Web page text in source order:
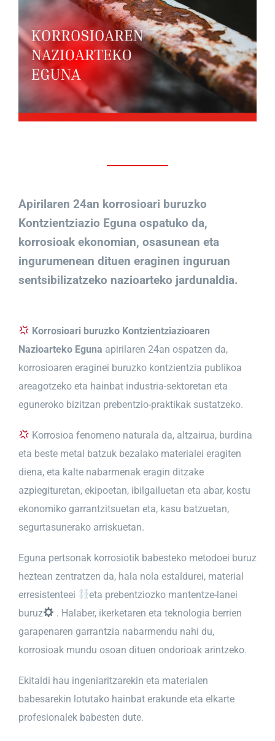
Apirilaren 24an korrosioari buruzko
Kontzientziazio Eguna ospatuko da,
korrosioak ekonomian, osasunean eta
ingurumenean dituen eraginen inguruan
sentsibilizatzeko nazioarteko jardunaldia.
Korrosioari buruzko Kontzientziazioaren
Nazioarteko Eguna apirilaren 24an ospatzen da,
korrosioaren eraginei buruzko kontzientzia publikoa
areagotzeko eta hainbat industria-sektoretan eta
eguneroko bizitzan prebentzio-praktikak sustatzeko.
Korrosioa fenomeno naturala da, altzairua, burdina
eta beste metal batzuk bezalako materialei eragiten
diena, eta kalte nabarmenak eragin ditzake
azpiegituretan, ekipoetan, ibilgailuetan eta abar, kostu
ekonomiko garrantzitsuetan eta, kasu batzuetan,
segurtasunerako arriskuetan.
Eguna pertsonak korrosiotik babesteko metodoei buruz
heztean zentratzen da, hala nola estaldurei, material
erresistenteei
eta prebentziozko mantentze-lanei
buruz
. Halaber, ikerketaren eta teknologia berrien
garapenaren garrantzia nabarmendu nahi du,
korrosioak mundu osoan dituen ondorioak arintzeko.
Ekitaldi hau ingeniaritzarekin eta materialen
babesarekin lotutako hainbat erakunde eta elkarte
profesionalek babesten dute.